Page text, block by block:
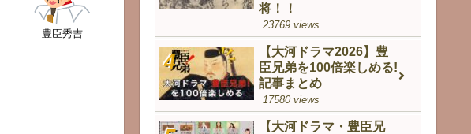
豊臣秀吉
将！！
23769 views
【大河ドラマ2026】豊
臣兄弟を100倍楽しめる!
記事まとめ
17580 views
【大河ドラマ・豊臣兄